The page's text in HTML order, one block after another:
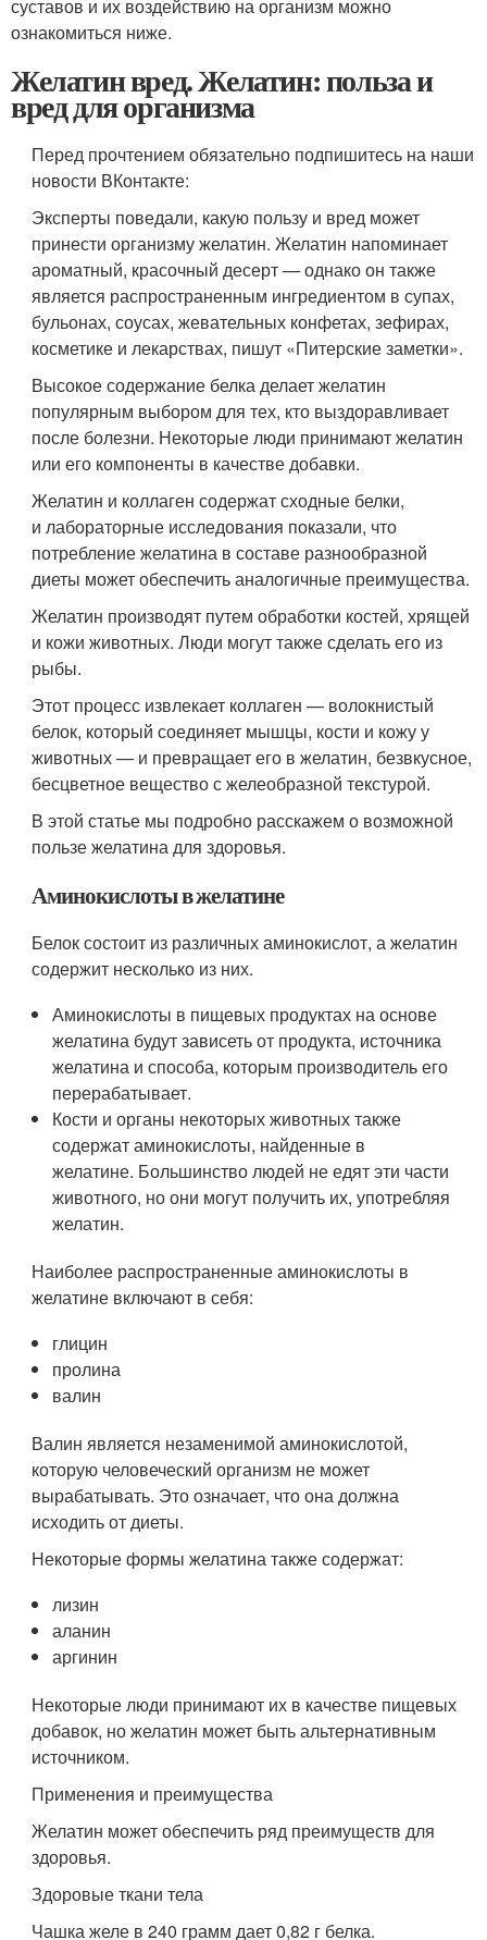
суставов и их воздействию на организм можно
ознакомиться ниже.
Желатин вред. Желатин: польза и
вред для организма
Перед прочтением обязательно подпишитесь на наши
новости ВКонтакте:
Эксперты поведали, какую пользу и вред может
принести организму желатин. Желатин напоминает
ароматный, красочный десерт — однако он также
является распространенным ингредиентом в супах,
бульонах, соусах, жевательных конфетах, зефирах,
косметике и лекарствах, пишут «Питерские заметки».
Высокое содержание белка делает желатин
популярным выбором для тех, кто выздоравливает
после болезни. Некоторые люди принимают желатин
или его компоненты в качестве добавки.
Желатин и коллаген содержат сходные белки,
и лабораторные исследования показали, что
потребление желатина в составе разнообразной
диеты может обеспечить аналогичные преимущества.
Желатин производят путем обработки костей, хрящей
и кожи животных. Люди могут также сделать его из
рыбы.
Этот процесс извлекает коллаген — волокнистый
белок, который соединяет мышцы, кости и кожу у
животных — и превращает его в желатин, безвкусное,
бесцветное вещество с желеобразной текстурой.
В этой статье мы подробно расскажем о возможной
пользе желатина для здоровья.
Аминокислоты в желатине
Белок состоит из различных аминокислот, а желатин
содержит несколько из них.
Аминокислоты в пищевых продуктах на основе
желатина будут зависеть от продукта, источника
желатина и способа, которым производитель его
перерабатывает.
Кости и органы некоторых животных также
содержат аминокислоты, найденные в
желатине. Большинство людей не едят эти части
животного, но они могут получить их, употребляя
желатин.
Наиболее распространенные аминокислоты в
желатине включают в себя:
глицин
пролина
валин
Валин является незаменимой аминокислотой,
которую человеческий организм не может
вырабатывать. Это означает, что она должна
исходить от диеты.
Некоторые формы желатина также содержат:
лизин
аланин
аргинин
Некоторые люди принимают их в качестве пищевых
добавок, но желатин может быть альтернативным
источником.
Применения и преимущества
Желатин может обеспечить ряд преимуществ для
здоровья.
Здоровые ткани тела
Чашка желе в 240 грамм дает 0,82 г белка.